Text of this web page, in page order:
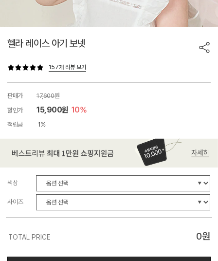
헬라 레이스 아기 보넷
157개 리뷰 보기
판매가
17,600원
할인가
15,900원 10%
적립금 1%
색상
사이즈
TOTAL PRICE 0원